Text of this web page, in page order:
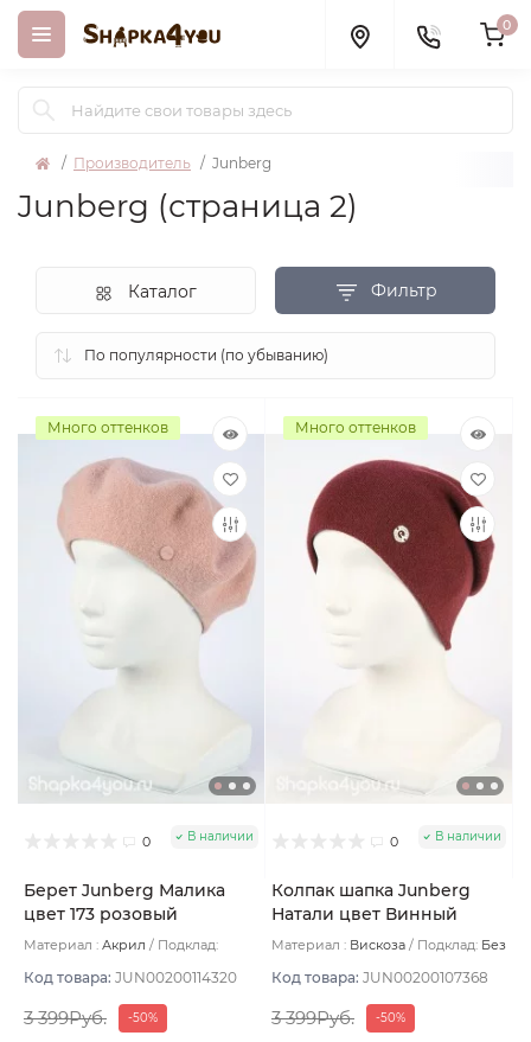
0
Производитель Junberg
Junberg (страница 2)
Фильтр
Каталог
Много оттенков
0 В наличии
Берет Junberg Малика
цвет 173 розовый
пудровый
Материал : Акрил
Подклад:
Код товара: JUN00200114320
3 399Руб. -50%
Много оттенков
0 В наличии
Колпак шапка Junberg
Натали цвет Винный
темный
Материал : Вискоза Подклад: Без
Код товара: JUN00200107368
3 399Руб. -50%